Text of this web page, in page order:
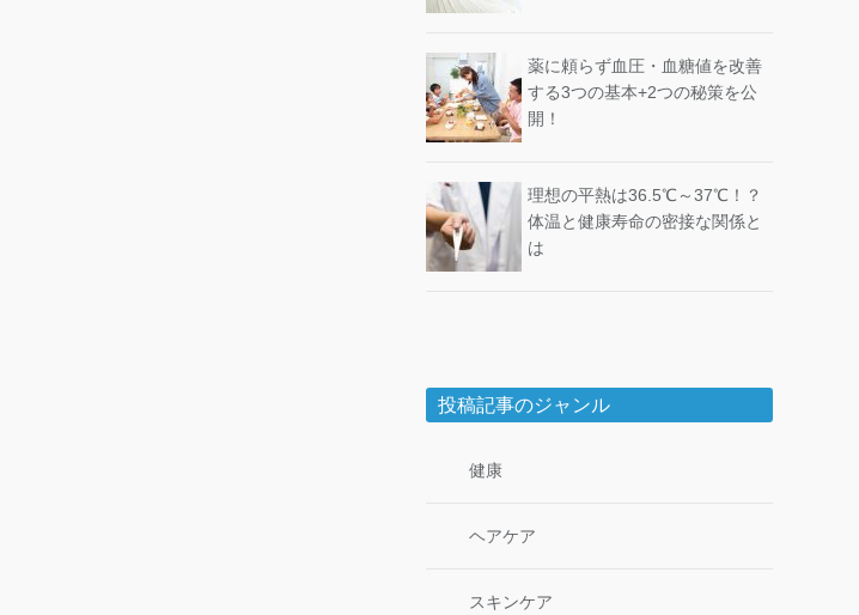
薬に頼らず血圧・血糖値を改善
する3つの基本+2つの秘策を公
開！
理想の平熱は36.5℃～37℃！？
体温と健康寿命の密接な関係と
は
投稿記事のジャンル
健康
ヘアケア
スキンケア